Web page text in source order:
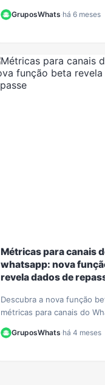
Veja dicas essenciais para
seus dados e evitar
GruposWhats·há 6 meses
Métricas para canais
whatsapp: nova
revela dados de
Descubra a nova função
métricas para canais do
repasse ajudam a otimizar
GruposWhats·há 4 meses